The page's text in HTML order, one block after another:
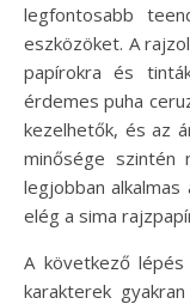
legfontosabb
eszközöket. A
papírokra és
érdemes puha
kezelhetők, és az
minősége szintén
legjobban
elég a sima
A következő
karakterek